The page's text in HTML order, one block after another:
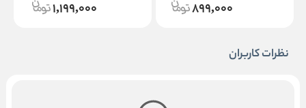
899,000
1,199,000
نظرات کاربران